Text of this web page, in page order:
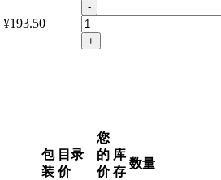
¥193.50
-
+
包
装
目录
价
您
的
价
库
存
数量